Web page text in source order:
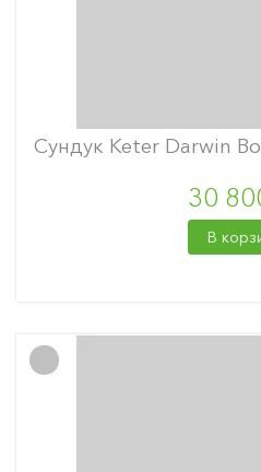
Сундук Keter Darwin
30
В